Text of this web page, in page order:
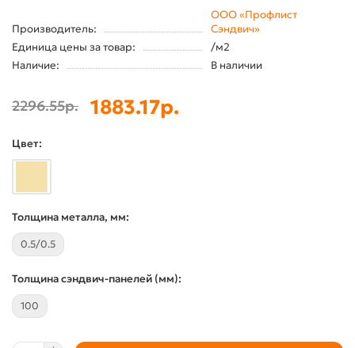
Производитель:
ООО «Профлист
Сэндвич»
Единица цены за товар:
/м2
Наличие:
В наличии
2296.55р. 1883.17р.
Цвет:
Толщина металла, мм:
0.5/0.5
Толщина сэндвич-панелей (мм):
100